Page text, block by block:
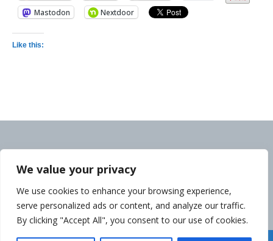
We value your privacy
We use cookies to enhance your browsing experience,
serve personalized ads or content, and analyze our traffic.
By clicking "Accept All", you consent to our use of cookies.
Mastodon
Nextdoor
Like this: